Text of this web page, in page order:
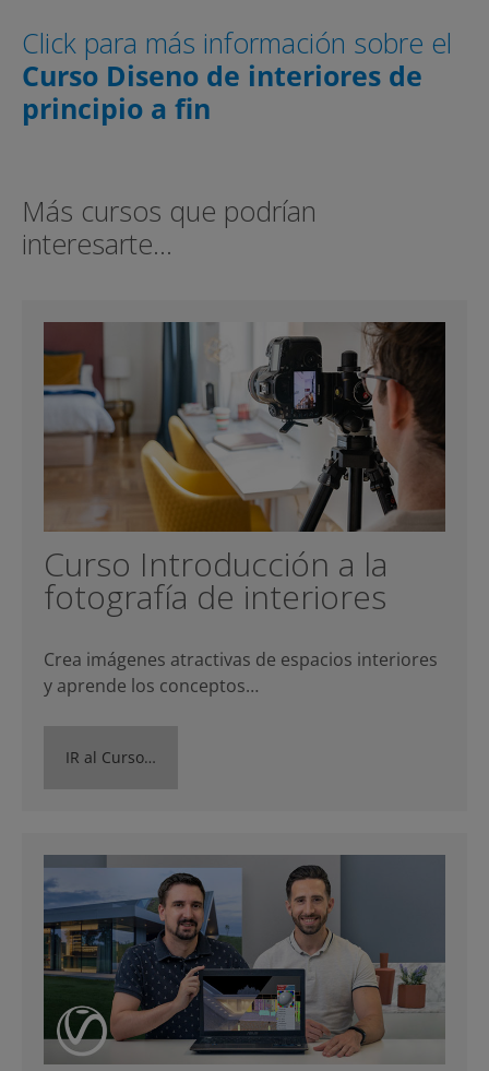
Click para más información sobre el
Curso Diseno de interiores de
principio a fin
Más cursos que podrían
interesarte…
Curso Introducción a la
fotografía de interiores
Crea imágenes atractivas de espacios interiores
y aprende los conceptos…
IR al Curso…